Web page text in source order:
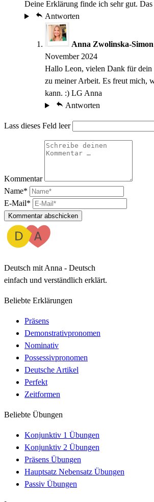
Deine Erklärung finde ich sehr gut.
Antworten
Anna Zwolinska-Simon
November 2024
Hallo Leon, vielen Dank für dein
zu meiner Arbeit. Es freut mich,
kann. :) LG Anna
Antworten
Lass dieses Feld leer
Kommentar
Name*
E-Mail*
Kommentar abschicken
Deutsch mit Anna - Deutsch
einfach und verständlich erklärt.
Beliebte Erklärungen
Präsens
Demonstrativpronomen
Nominativ
Possessivpronomen
Deutsche Artikel
Perfekt
Zeitformen
Beliebte Übungen
Konjunktiv 1 Übungen
Konjunktiv 2 Übungen
Präsens Übungen
Hauptsatz Nebensatz Übungen
Passiv Übungen